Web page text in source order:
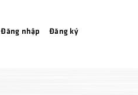
Đăng nhập Đăng ký